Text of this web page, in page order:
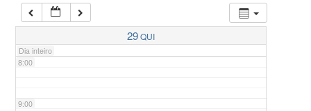
29QUI
Dia inteiro
7:00
8:00
9:00